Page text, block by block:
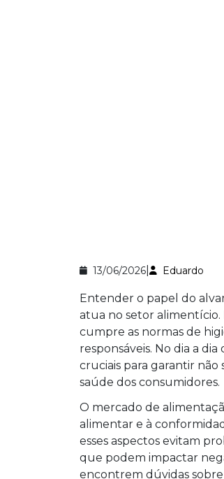
13/06/2026 Eduardo
Entender o papel do
atua no setor alimentício.
cumpre as normas de
responsáveis. No dia a
cruciais para garantir
saúde dos consumidores.
O mercado de
alimentar e à
esses aspectos evitam
que podem impactar
encontrem dúvidas sobre